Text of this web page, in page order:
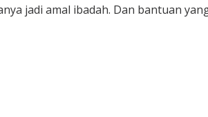
jadi amal ibadah. Dan bantuan